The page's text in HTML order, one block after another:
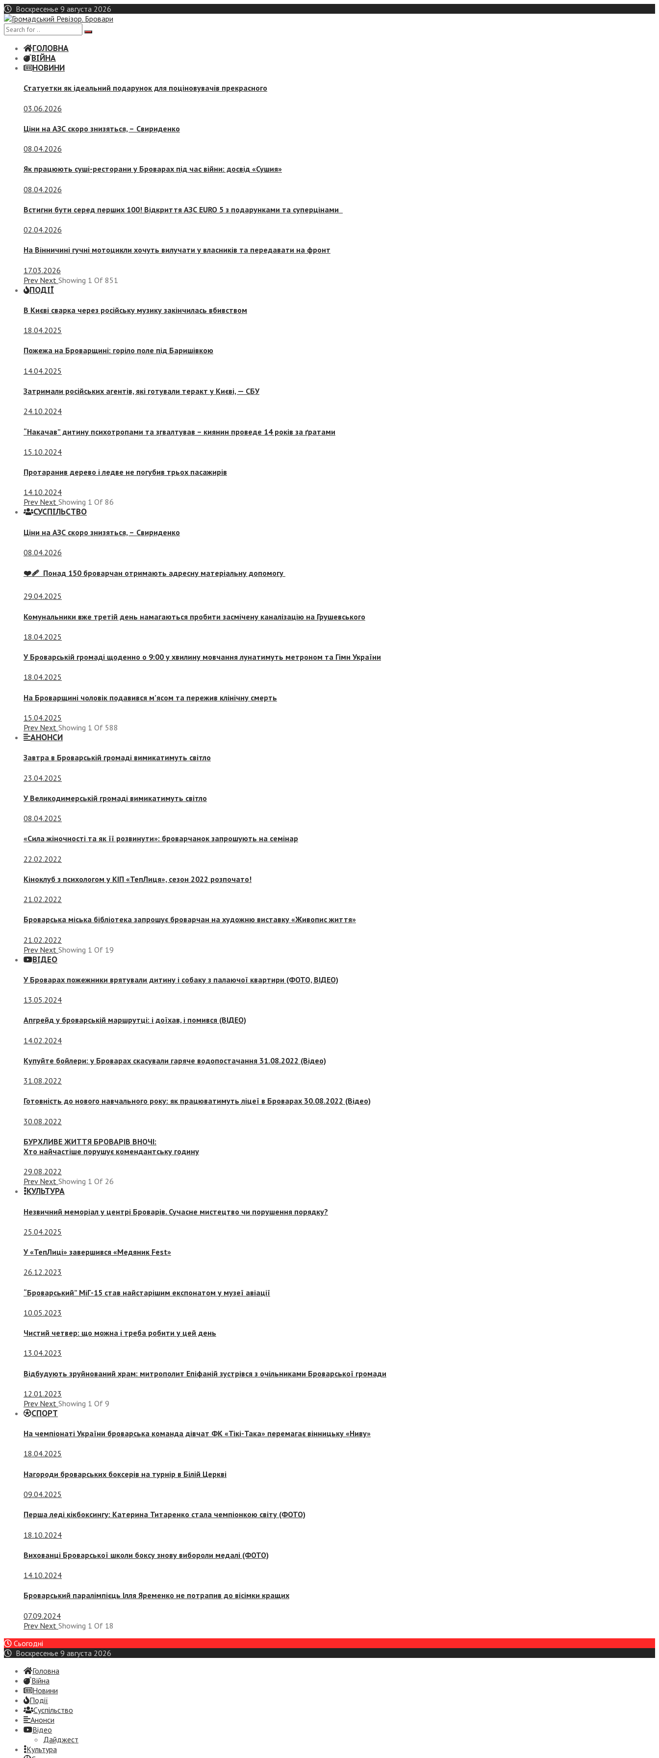
Skip
to
content
Воскресенье 9 августа 2026
ГОЛОВНА
ВІЙНА
НОВИНИ
Статуетки як ідеальний подарунок для поціновувачів прекрасного
03.06.2026
Ціни на АЗС скоро знизяться, – Свириденко
08.04.2026
Як працюють суші-ресторани у Броварах під час війни: досвід «Сушия»
08.04.2026
Встигни бути серед перших 100! Відкриття АЗС EURO 5 з подарунками та суперцінами
02.04.2026
На Вінничині гучні мотоцикли хочуть вилучати у власників та передавати на фронт
17.03.2026
Prev Next Showing 1 Of 851
ПОДІЇ
В Києві сварка через російську музику закінчилась вбивством
18.04.2025
Пожежа на Броварщині: горіло поле під Баришівкою
14.04.2025
Затримали російських агентів, які готували теракт у Києві, — СБУ
24.10.2024
“Накачав” дитину психотропами та згвалтував – киянин проведе 14 років за ґратами
15.10.2024
Протаранив дерево і ледве не погубив трьох пасажирів
14.10.2024
Prev Next Showing 1 Of 86
СУСПIЛЬСТВО
Ціни на АЗС скоро знизяться, – Свириденко
08.04.2026
❤️‍🩹 Понад 150 броварчан отримають адресну матеріальну допомогу
29.04.2025
Комунальники вже третій день намагаються пробити засмічену каналізацію на Грушевського
18.04.2025
У Броварській громаді щоденно о 9:00 у хвилину мовчання лунатимуть метроном та Гімн України
18.04.2025
На Броварщині чоловік подавився м’ясом та пережив клінічну смерть
15.04.2025
Prev Next Showing 1 Of 588
АНОНСИ
Завтра в Броварській громаді вимикатимуть світло
23.04.2025
У Великодимерській громаді вимикатимуть світло
08.04.2025
«Сила жіночності та як її розвинути»: броварчанок запрошують на семінар
22.02.2022
Кіноклуб з психологом у КІП «ТепЛиця», сезон 2022 розпочато!
21.02.2022
Броварська міська бібліотека запрошує броварчан на художню виставку «Живопис життя»
21.02.2022
Prev Next Showing 1 Of 19
ВІДЕО
У Броварах пожежники врятували дитину і собаку з палаючої квартири (ФОТО, ВІДЕО)
13.05.2024
Апгрейд у броварській маршрутці: і доїхав, і помився (ВІДЕО)
14.02.2024
Купуйте бойлери: у Броварах скасували гаряче водопостачання 31.08.2022 (Відео)
31.08.2022
Готовність до нового навчального року: як працюватимуть ліцеї в Броварах 30.08.2022 (Відео)
30.08.2022
БУРХЛИВЕ ЖИТТЯ БРОВАРІВ ВНОЧІ:
Хто найчастіше порушує комендантську годину
29.08.2022
Prev Next Showing 1 Of 26
КУЛЬТУРА
Незвичний меморіал у центрі Броварів. Сучасне мистецтво чи порушення порядку?
25.04.2025
У «ТепЛиці» завершився «Медяник Fest»
26.12.2023
“Броварський” МіГ-15 став найстарішим експонатом у музеї авіації
10.05.2023
Чистий четвер: що можна і треба робити у цей день
13.04.2023
Відбудують зруйнований храм: митрополит Епіфаній зустрівся з очільниками Броварської громади
12.01.2023
Prev Next Showing 1 Of 9
СПОРТ
На чемпіонаті України броварська команда дівчат ФК «Тікі-Така» перемагає вінницьку «Ниву»
18.04.2025
Нагороди броварських боксерів на турнір в Білій Церкві
09.04.2025
Перша леді кікбоксингу: Катерина Титаренко стала чемпіонкою світу (ФОТО)
18.10.2024
Вихованці Броварської школи боксу знову вибороли медалі (ФОТО)
14.10.2024
Броварський паралімпієць Ілля Яременко не потрапив до вісімки кращих
07.09.2024
Prev Next Showing 1 Of 18
Сьогодні
Воскресенье 9 августа 2026
Головна
Війна
Новини
Події
Суспiльство
Анонси
Відео
Дайджест
Культура